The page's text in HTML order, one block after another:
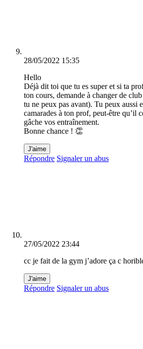
28/05/2022 15:35
Hello
Déjà dit toi que tu es super et si ta
ton cours, demande à changer de
tu ne peux pas avant). Tu peux aussi
camarades à ton prof, peut-être qu’il
gâche vos entraînement.
Bonne chance ! 👏
J'aime
Répondre Signaler un abus
27/05/2022 23:44
cc je fait de la gym j’adore ça c
J'aime
Répondre Signaler un abus